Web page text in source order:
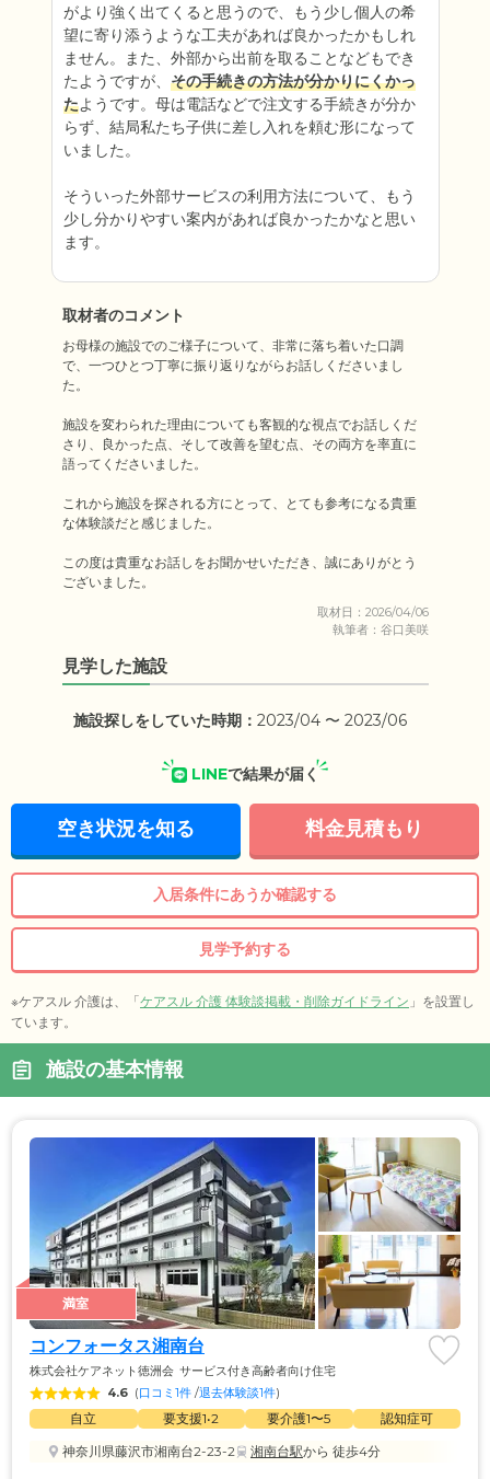
がより強く出てくると思うので、もう少し個人の希
望に寄り添うような工夫があれば良かったかもしれ
ません。また、外部から出前を取ることなどもでき
たようですが、 その手続きの方法が分かりにくかっ
たようです。母は電話などで注文する手続きが分か
らず、結局私たち子供に差し入れを頼む形になって
いました。
そういった外部サービスの利用方法について、もう
少し分かりやすい案内があれば良かったかなと思い
ます。
取材者のコメント
お母様の施設でのご様子について、非常に落ち着いた口調
で、一つひとつ丁寧に振り返りながらお話しくださいまし
た。
施設を変わられた理由についても客観的な視点でお話しくだ
さり、良かった点、そして改善を望む点、その両方を率直に
語ってくださいました。
これから施設を探される方にとって、とても参考になる貴重
な体験談だと感じました。
この度は貴重なお話しをお聞かせいただき、誠にありがとう
ございました。
取材日：2026/04/06
執筆者：谷口美咲
見学した施設
施設探しをしていた時期： 2023/04 〜 2023/06
LINEで結果が届く
空き状況を知る 料金見積もり
入居条件にあうか確認する
見学予約する
※ケアスル 介護は、「ケアスル 介護 体験談掲載・削除ガイドライン 」を設置し
ています。
施設の基本情報
満室
コンフォータス湘南台
株式会社ケアネット徳洲会 サービス付き高齢者向け住宅
4.6 (口コミ1件 /退去体験談1件)
自立 要支援1•2 要介護1〜5
認知症可
神奈川県藤沢市湘南台2-23-2
湘南台駅から 徒歩4分